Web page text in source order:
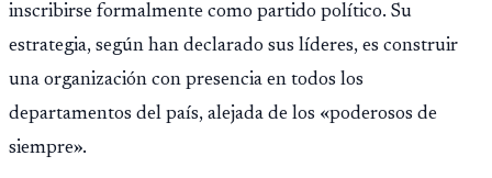
inscribirse formalmente como partido político. Su
estrategia, según han declarado sus líderes, es construir
una organización con presencia en todos los
departamentos del país, alejada de los «poderosos de
siempre».